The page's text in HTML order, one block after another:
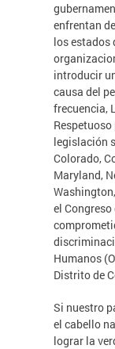
enfrentan
los estados
introducir
causa del
frecuencia,
legislación
Colorado,
Maryland,
el
Humanos
Distrito de
Si nuestro
el cabello
lograr la